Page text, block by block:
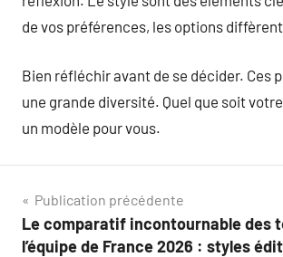
de vos préférences, les options
Bien réfléchir avant de se décider. Ces
une grande diversité. Quel que soit
un modèle pour vous.
Navigation
de
Publication précédente
Le comparatif incontournable des
l’équipe de France 2026 : styles